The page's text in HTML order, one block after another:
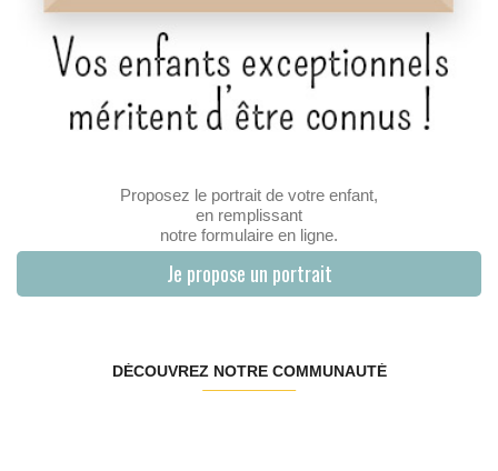
Proposez le portrait de votre enfant,
en remplissant
notre formulaire en ligne.
Je propose un portrait
DÉCOUVREZ NOTRE COMMUNAUTÉ